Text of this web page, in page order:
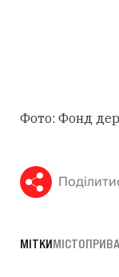
Фото: Фонд
МІТКИМІСТО